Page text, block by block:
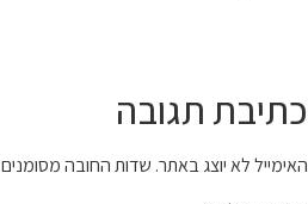
כתיבת תגובה
האימייל לא יוצג באתר. שדות החובה מסומנים